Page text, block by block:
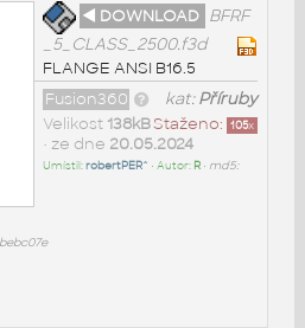
◄ DOWNLOAD BFRF
_5_CLASS_2500.f3d
FLANGE ANSI B16.5
kat:Příruby
Fusion360
Staženo: 105x
Velikost 138kB
• ze dne 20.05.2024
Umístil:robertPER^ • Autor: R• md5: